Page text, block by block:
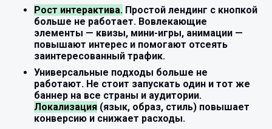
Рост интерактива. Простой лендинг с кнопкой
больше не работает. Вовлекающие
элементы — квизы, мини-игры, анимации —
повышают интерес и помогают отсеять
заинтересованный трафик.
Универсальные подходы больше не
работают. Не стоит запускать один и тот же
баннер на все страны и аудитории.
Локализация (язык, образ, стиль) повышает
конверсию и снижает расходы.